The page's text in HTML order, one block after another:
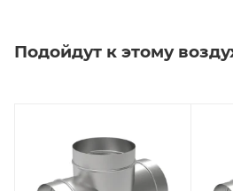
Подойдут к этому